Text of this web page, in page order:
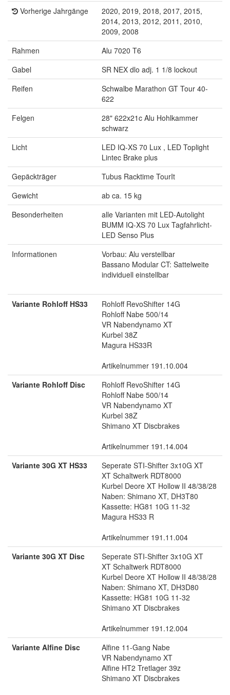
Vorherige Jahrgänge
2020, 2019, 2018, 2017, 2015,
2014, 2013, 2012, 2011, 2010,
2009, 2008
Rahmen
Alu 7020 T6
Gabel
SR NEX dlo adj. 1 1/8 lockout
Reifen
Schwalbe Marathon GT Tour 40-
622
Felgen
28" 622x21c Alu Hohlkammer
schwarz
Licht
LED IQ-XS 70 Lux , LED Toplight
Lintec Brake plus
Gepäckträger
Tubus Racktime TourIt
Gewicht
ab ca. 15 kg
Besonderheiten
alle Varianten mit LED-Autolight
BUMM IQ-XS 70 Lux Tagfahrlicht-
LED Senso Plus
Informationen
Vorbau: Alu verstellbar
Bassano Modular CT: Sattelweite
individuell einstellbar
Variante Rohloff HS33
Rohloff RevoShifter 14G
Rohloff Nabe 500/14
VR Nabendynamo XT
Kurbel 38Z
Magura HS33R
Artikelnummer 191.10.004
Variante Rohloff Disc
Rohloff RevoShifter 14G
Rohloff Nabe 500/14
VR Nabendynamo XT
Kurbel 38Z
Shimano XT Discbrakes
Artikelnummer 191.14.004
Variante 30G XT HS33
Seperate STI-Shifter 3x10G XT
XT Schaltwerk RDT8000
Kurbel Deore XT Hollow II 48/38/28
Naben: Shimano XT, DH3T80
Kassette: HG81 10G 11-32
Magura HS33 R
Artikelnummer 191.11.004
Variante 30G XT Disc
Seperate STI-Shifter 3x10G XT
XT Schaltwerk RDT8000
Kurbel Deore XT Hollow II 48/38/28
Naben: Shimano XT, DH3D80
Kassette: HG81 10G 11-32
Shimano XT Discbrakes
Artikelnummer 191.12.004
Variante Alfine Disc
Alfine 11-Gang Nabe
VR Nabendynamo XT
Alfine HT2 Tretlager 39z
Shimano XT Discbrakes